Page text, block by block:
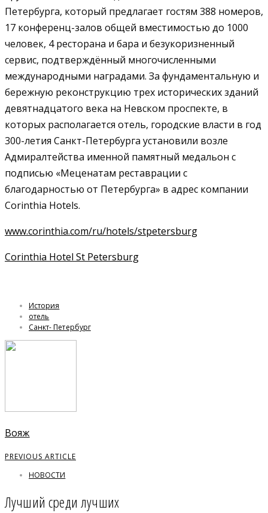
Петербурга, который предлагает гостям 388 номеров,
17 конференц-залов общей вместимостью до 1000
человек, 4 ресторана и бара и безукоризненный
сервис, подтверждённый многочисленными
международными наградами. За фундаментальную и
бережную реконструкцию трех исторических зданий
девятнадцатого века на Невском проспекте, в
которых располагается отель, городские власти в год
300-летия Санкт-Петербурга установили возле
Адмиралтейства именной памятный медальон с
подписью «Меценатам реставрации с
благодарностью от Петербурга» в адрес компании
Corinthia Hotels.
www.corinthia.com/ru/hotels/stpetersburg
Corinthia Hotel St Petersburg
История
отель
Санкт- Петербург
Вояж
PREVIOUS ARTICLE
НОВОСТИ
Лучший среди лучших